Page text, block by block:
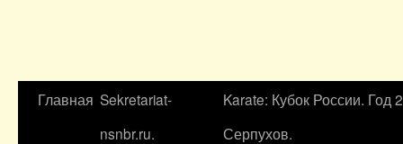
Главная Sekretariat-
nsnbr.ru.
Karate: Кубок России. Год
Серпухов.